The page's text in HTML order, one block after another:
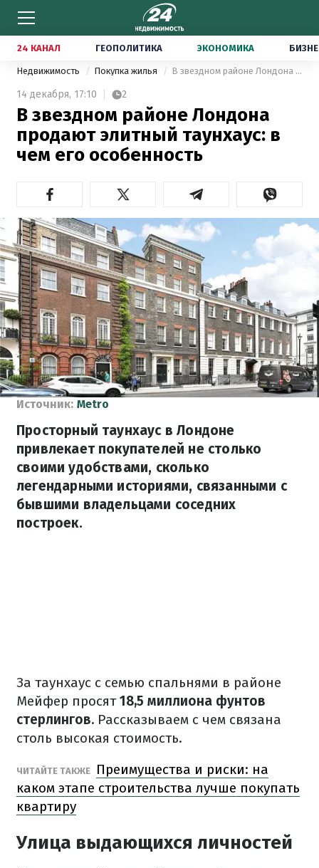
24 КАНАЛ ГЕОПОЛИТИКА ЭКОНОМИКА
Недвижимость Покупка жилья В звездном районе Лондона продают элитный таунхаус: в чем его особенность
14 декабря, 17:10 2
В звездном районе Лондона
продают элитный таунхаус: в
чем его особенность
Источник: Metro
Просторный таунхаус в Лондоне
привлекает покупателей не столько
своими удобствами, сколько
легендарными историями, связанными с
бывшими владельцами соседних
построек.
За таунхаус с семью спальнями в районе
Мейфер просят18,5 миллиона фунтов
стерлингов. Рассказываем с чем связана
столь высокая стоимость.
ЧИТАЙТЕ ТАКЖЕ
Преимущества и риски: на
каком этапе строительства лучше покупать
квартиру
Улица выдающихся личностей